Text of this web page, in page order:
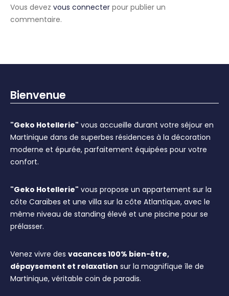
Vous devez vous connecter pour publier un
commentaire.
Bienvenue
"Geko Hotellerie" vous accueille durant votre séjour en
Martinique dans de superbes résidences à la décoration
moderne et épurée, parfaitement équipées pour votre
confort.
"Geko Hotellerie" vous propose un appartement sur la
côte Caraïbes et une villa sur la côte Atlantique, avec le
même niveau de standing élevé et une piscine pour se
prélasser.
Venez vivre des vacances 100% bien-être,
dépaysement et relaxation sur la magnifique île de
Martinique, véritable coin de paradis.